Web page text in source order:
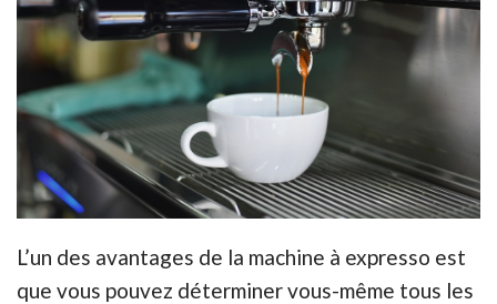
L’un des avantages de la machine à expresso est
que vous pouvez déterminer vous-même tous les